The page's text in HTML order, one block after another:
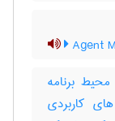
Agent
برنامه
کاربردی